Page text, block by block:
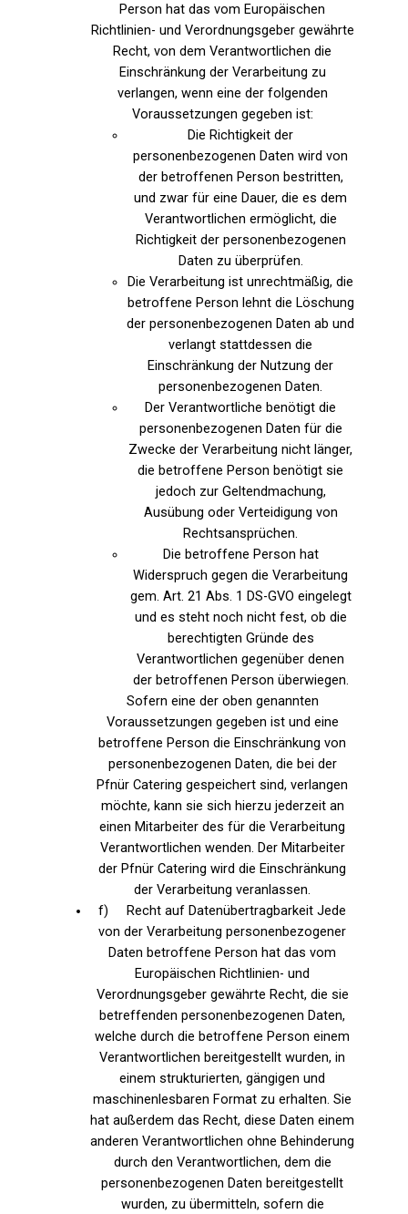
Person hat das vom Europäischen
Richtlinien- und Verordnungsgeber gewährte
Recht, von dem Verantwortlichen die
Einschränkung der Verarbeitung zu
verlangen, wenn eine der folgenden
Voraussetzungen gegeben ist:
Die Richtigkeit der
personenbezogenen Daten wird von
der betroffenen Person bestritten,
und zwar für eine Dauer, die es dem
Verantwortlichen ermöglicht, die
Richtigkeit der personenbezogenen
Daten zu überprüfen.
Die Verarbeitung ist unrechtmäßig, die
betroffene Person lehnt die Löschung
der personenbezogenen Daten ab und
verlangt stattdessen die
Einschränkung der Nutzung der
personenbezogenen Daten.
Der Verantwortliche benötigt die
personenbezogenen Daten für die
Zwecke der Verarbeitung nicht länger,
die betroffene Person benötigt sie
jedoch zur Geltendmachung,
Ausübung oder Verteidigung von
Rechtsansprüchen.
Die betroffene Person hat
Widerspruch gegen die Verarbeitung
gem. Art. 21 Abs. 1 DS-GVO eingelegt
und es steht noch nicht fest, ob die
berechtigten Gründe des
Verantwortlichen gegenüber denen
der betroffenen Person überwiegen.
Sofern eine der oben genannten
Voraussetzungen gegeben ist und eine
betroffene Person die Einschränkung von
personenbezogenen Daten, die bei der
Pfnür Catering gespeichert sind, verlangen
möchte, kann sie sich hierzu jederzeit an
einen Mitarbeiter des für die Verarbeitung
Verantwortlichen wenden. Der Mitarbeiter
der Pfnür Catering wird die Einschränkung
der Verarbeitung veranlassen.
f) Recht auf Datenübertragbarkeit Jede
von der Verarbeitung personenbezogener
Daten betroffene Person hat das vom
Europäischen Richtlinien- und
Verordnungsgeber gewährte Recht, die sie
betreffenden personenbezogenen Daten,
welche durch die betroffene Person einem
Verantwortlichen bereitgestellt wurden, in
einem strukturierten, gängigen und
maschinenlesbaren Format zu erhalten. Sie
hat außerdem das Recht, diese Daten einem
anderen Verantwortlichen ohne Behinderung
durch den Verantwortlichen, dem die
personenbezogenen Daten bereitgestellt
wurden, zu übermitteln, sofern die